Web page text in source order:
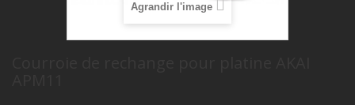
Agrandir l'image